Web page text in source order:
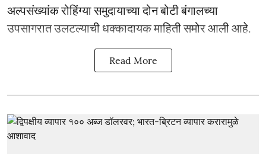
अल्पसंख्यांक रोहिंग्या समुदायाच्या दोन बोटी बंगालच्या
उपसागरात उलटल्याची धक्कादायक माहिती समोर आली आहे.
Read More